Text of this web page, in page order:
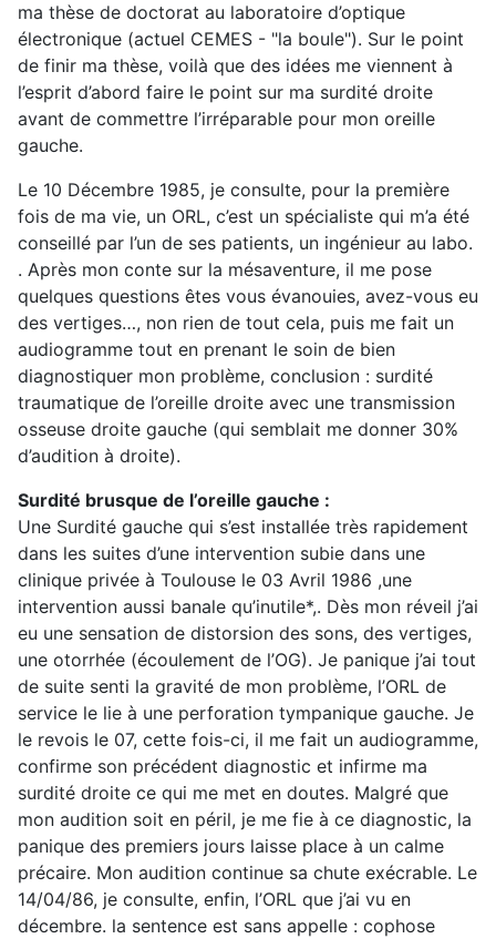
ma thèse de doctorat au laboratoire d’optique
électronique (actuel CEMES - "la boule"). Sur le point
de finir ma thèse, voilà que des idées me viennent à
l’esprit d’abord faire le point sur ma surdité droite
avant de commettre l’irréparable pour mon oreille
gauche.
Le 10 Décembre 1985, je consulte, pour la première
fois de ma vie, un ORL, c’est un spécialiste qui m’a été
conseillé par l’un de ses patients, un ingénieur au labo.
. Après mon conte sur la mésaventure, il me pose
quelques questions êtes vous évanouies, avez-vous eu
des vertiges…, non rien de tout cela, puis me fait un
audiogramme tout en prenant le soin de bien
diagnostiquer mon problème, conclusion : surdité
traumatique de l’oreille droite avec une transmission
osseuse droite gauche (qui semblait me donner 30%
d’audition à droite).
Surdité brusque de l’oreille gauche :
Une Surdité gauche qui s’est installée très rapidement
dans les suites d’une intervention subie dans une
clinique privée à Toulouse le 03 Avril 1986 ,une
intervention aussi banale qu’inutile*,. Dès mon réveil j’ai
eu une sensation de distorsion des sons, des vertiges,
une otorrhée (écoulement de l’OG). Je panique j’ai tout
de suite senti la gravité de mon problème, l’ORL de
service le lie à une perforation tympanique gauche. Je
le revois le 07, cette fois-ci, il me fait un audiogramme,
confirme son précédent diagnostic et infirme ma
surdité droite ce qui me met en doutes. Malgré que
mon audition soit en péril, je me fie à ce diagnostic, la
panique des premiers jours laisse place à un calme
précaire. Mon audition continue sa chute exécrable. Le
14/04/86, je consulte, enfin, l’ORL que j’ai vu en
décembre. la sentence est sans appelle : cophose